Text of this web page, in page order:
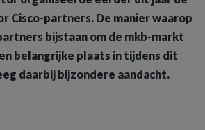
Cisco-partners. De manier waarop
bijstaan om de mkb-markt
belangrijke plaats in tijdens dit
daarbij bijzondere aandacht.